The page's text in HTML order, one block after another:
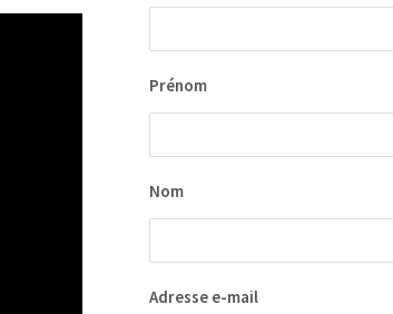
Prénom
Nom
Adresse e-mail